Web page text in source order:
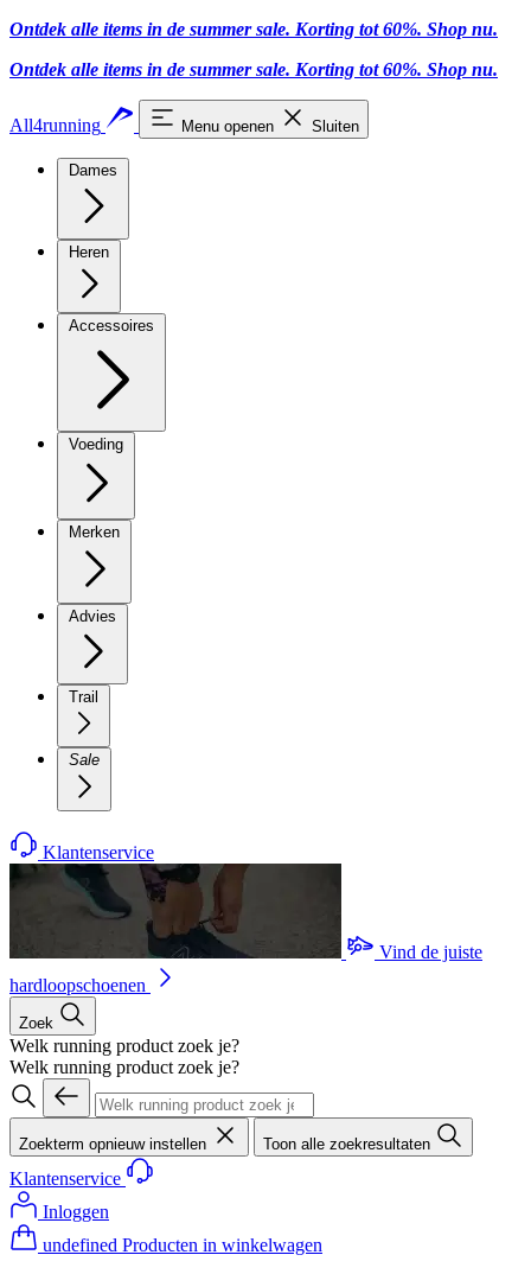
Ontdek alle items in de summer sale. Korting tot 60%. Shop nu.
Ontdek alle items in de summer sale. Korting tot 60%. Shop nu.
All4running Menu openen Sluiten
Dames
Heren
Accessoires
Voeding
Merken
Advies
Trail
Sale
Klantenservice
Vind de juiste
hardloopschoenen
Zoek
Welk running product zoek je?
Welk running product zoek je?
Zoekterm opnieuw instellen Toon alle zoekresultaten
Klantenservice
Inloggen
undefined Producten in winkelwagen